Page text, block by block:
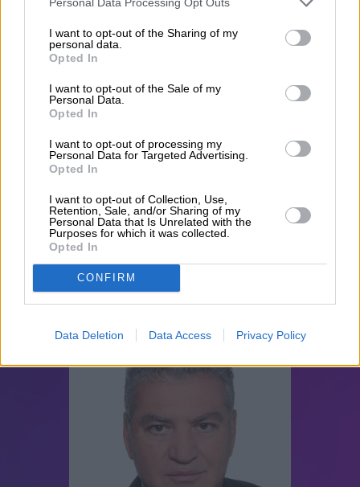
I want to opt-out of the Sharing of my
personal data.
Opted In
I want to opt-out of the Sale of my
Personal Data.
Opted In
I want to opt-out of processing my
Personal Data for Targeted Advertising.
Opted In
I want to opt-out of Collection, Use,
Retention, Sale, and/or Sharing of my
Personal Data that Is Unrelated with the
Purposes for which it was collected.
Opted In
CONFIRM
Data Deletion Data Access Privacy Policy
ΑΓΙΣ ΠΙΣΤΙΟΛΑΣ